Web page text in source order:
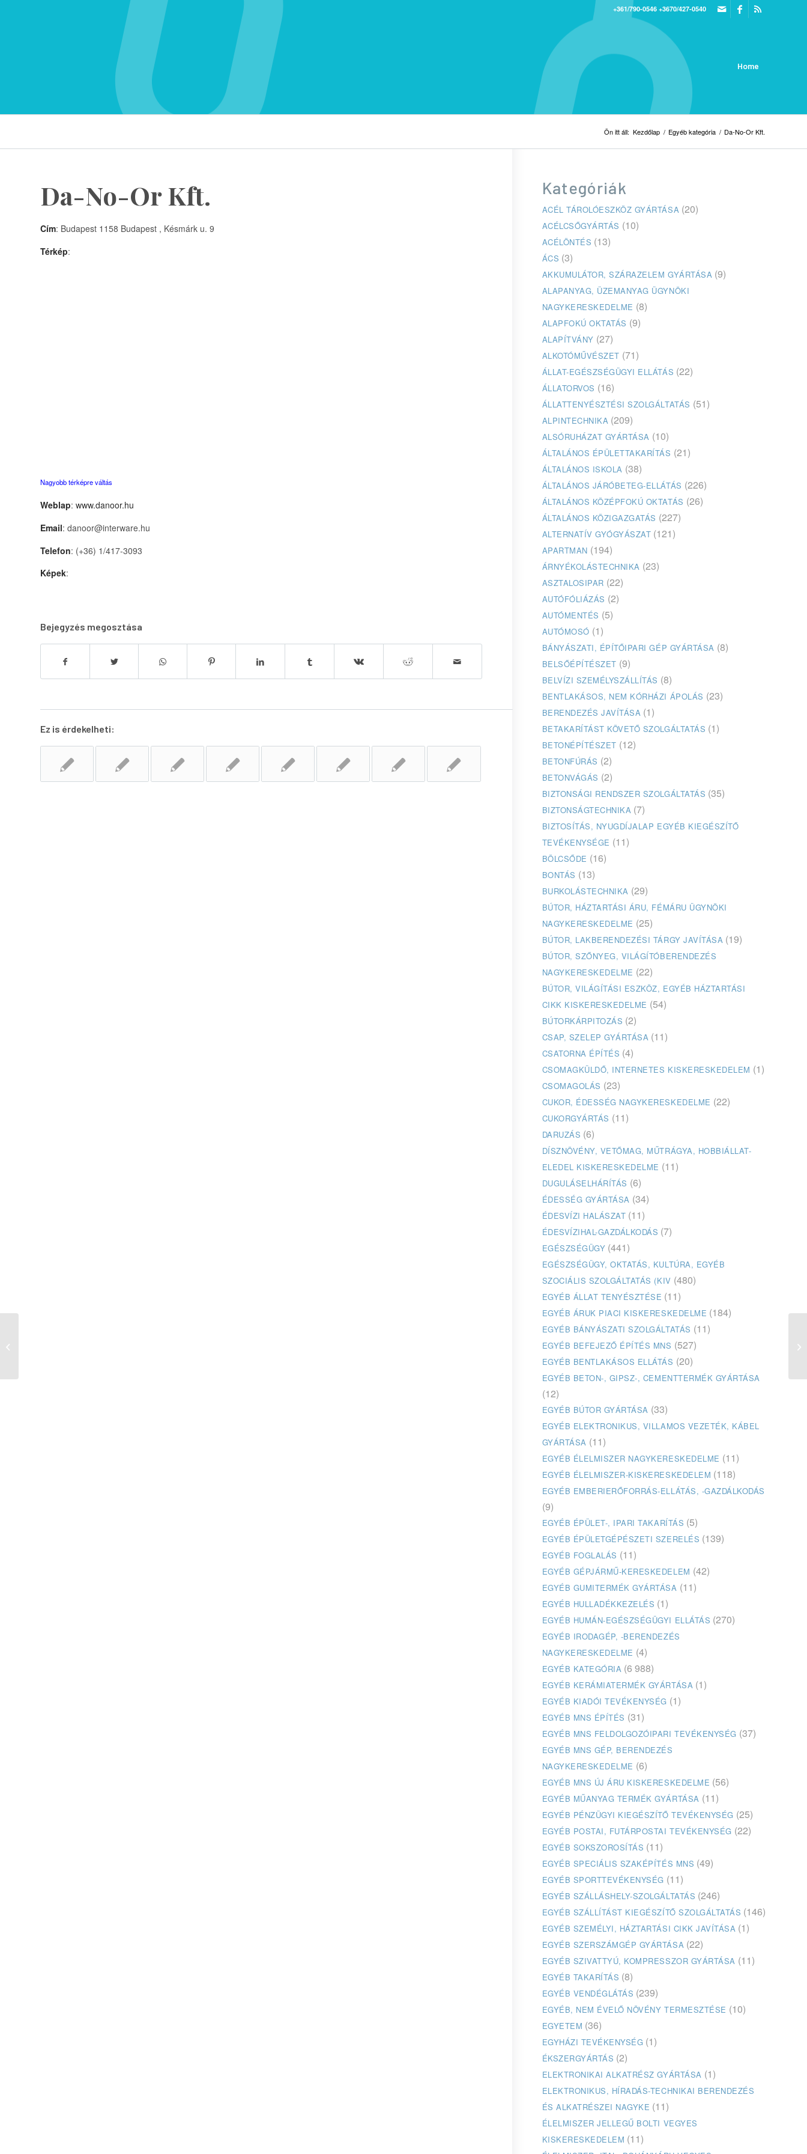
+361/790-0546 +3670/427-0540
Home
Ön itt áll: Kezdőlap / Egyéb kategória / Da-No-Or Kft.
Da-No-Or Kft.
Cím: Budapest 1158 Budapest , Késmárk u. 9
Térkép:
Nagyobb térképre váltás
Weblap: www.danoor.hu
Email: danoor@interware.hu
Telefon: (+36) 1/417-3093
Képek:
Bejegyzés megosztása
Ez is érdekelheti:
Kategóriák
ACÉL TÁROLÓESZKÖZ GYÁRTÁSA (20)
ACÉLCSŐGYÁRTÁS (10)
ACÉLÖNTÉS (13)
ÁCS (3)
AKKUMULÁTOR, SZÁRAZELEM GYÁRTÁSA (9)
ALAPANYAG, ÜZEMANYAG ÜGYNÖKI
NAGYKERESKEDELME (8)
ALAPFOKÚ OKTATÁS (9)
ALAPÍTVÁNY (27)
ALKOTÓMŰVÉSZET (71)
ÁLLAT-EGÉSZSÉGÜGYI ELLÁTÁS (22)
ÁLLATORVOS (16)
ÁLLATTENYÉSZTÉSI SZOLGÁLTATÁS (51)
ALPINTECHNIKA (209)
ALSÓRUHÁZAT GYÁRTÁSA (10)
ÁLTALÁNOS ÉPÜLETTAKARÍTÁS (21)
ÁLTALÁNOS ISKOLA (38)
ÁLTALÁNOS JÁRÓBETEG-ELLÁTÁS (226)
ÁLTALÁNOS KÖZÉPFOKÚ OKTATÁS (26)
ÁLTALÁNOS KÖZIGAZGATÁS (227)
ALTERNATÍV GYÓGYÁSZAT (121)
APARTMAN (194)
ÁRNYÉKOLÁSTECHNIKA (23)
ASZTALOSIPAR (22)
AUTÓFÓLIÁZÁS (2)
AUTÓMENTÉS (5)
AUTÓMOSÓ (1)
BÁNYÁSZATI, ÉPÍTŐIPARI GÉP GYÁRTÁSA (8)
BELSŐÉPÍTÉSZET (9)
BELVÍZI SZEMÉLYSZÁLLÍTÁS (8)
BENTLAKÁSOS, NEM KÓRHÁZI ÁPOLÁS (23)
BERENDEZÉS JAVÍTÁSA (1)
BETAKARÍTÁST KÖVETŐ SZOLGÁLTATÁS (1)
BETONÉPÍTÉSZET (12)
BETONFÚRÁS (2)
BETONVÁGÁS (2)
BIZTONSÁGI RENDSZER SZOLGÁLTATÁS (35)
BIZTONSÁGTECHNIKA (7)
BIZTOSÍTÁS, NYUGDÍJALAP EGYÉB KIEGÉSZÍTŐ
TEVÉKENYSÉGE (11)
BÖLCSŐDE (16)
BONTÁS (13)
BURKOLÁSTECHNIKA (29)
BÚTOR, HÁZTARTÁSI ÁRU, FÉMÁRU ÜGYNÖKI
NAGYKERESKEDELME (25)
BÚTOR, LAKBERENDEZÉSI TÁRGY JAVÍTÁSA (19)
BÚTOR, SZŐNYEG, VILÁGÍTÓBERENDEZÉS
NAGYKERESKEDELME (22)
BÚTOR, VILÁGÍTÁSI ESZKÖZ, EGYÉB HÁZTARTÁSI
CIKK KISKERESKEDELME (54)
BÚTORKÁRPITOZÁS (2)
CSAP, SZELEP GYÁRTÁSA (11)
CSATORNA ÉPÍTÉS (4)
CSOMAGKÜLDŐ, INTERNETES KISKERESKEDELEM (1)
CSOMAGOLÁS (23)
CUKOR, ÉDESSÉG NAGYKERESKEDELME (22)
CUKORGYÁRTÁS (11)
DARUZÁS (6)
DÍSZNÖVÉNY, VETŐMAG, MŰTRÁGYA, HOBBIÁLLAT-
ELEDEL KISKERESKEDELME (11)
DUGULÁSELHÁRÍTÁS (6)
ÉDESSÉG GYÁRTÁSA (34)
ÉDESVÍZI HALÁSZAT (11)
ÉDESVÍZIHAL-GAZDÁLKODÁS (7)
EGÉSZSÉGÜGY (441)
EGÉSZSÉGÜGY, OKTATÁS, KULTÚRA, EGYÉB
SZOCIÁLIS SZOLGÁLTATÁS (KIV (480)
EGYÉB ÁLLAT TENYÉSZTÉSE (11)
EGYÉB ÁRUK PIACI KISKERESKEDELME (184)
EGYÉB BÁNYÁSZATI SZOLGÁLTATÁS (11)
EGYÉB BEFEJEZŐ ÉPÍTÉS MNS (527)
EGYÉB BENTLAKÁSOS ELLÁTÁS (20)
EGYÉB BETON-, GIPSZ-, CEMENTTERMÉK GYÁRTÁSA
(12)
EGYÉB BÚTOR GYÁRTÁSA (33)
EGYÉB ELEKTRONIKUS, VILLAMOS VEZETÉK, KÁBEL
GYÁRTÁSA (11)
EGYÉB ÉLELMISZER NAGYKERESKEDELME (11)
EGYÉB ÉLELMISZER-KISKERESKEDELEM (118)
EGYÉB EMBERIERŐFORRÁS-ELLÁTÁS, -GAZDÁLKODÁS
(9)
EGYÉB ÉPÜLET-, IPARI TAKARÍTÁS (5)
EGYÉB ÉPÜLETGÉPÉSZETI SZERELÉS (139)
EGYÉB FOGLALÁS (11)
EGYÉB GÉPJÁRMŰ-KERESKEDELEM (42)
EGYÉB GUMITERMÉK GYÁRTÁSA (11)
EGYÉB HULLADÉKKEZELÉS (1)
EGYÉB HUMÁN-EGÉSZSÉGÜGYI ELLÁTÁS (270)
EGYÉB IRODAGÉP, -BERENDEZÉS
NAGYKERESKEDELME (4)
EGYÉB KATEGÓRIA (6 988)
EGYÉB KERÁMIATERMÉK GYÁRTÁSA (1)
EGYÉB KIADÓI TEVÉKENYSÉG (1)
EGYÉB MNS ÉPÍTÉS (31)
EGYÉB MNS FELDOLGOZÓIPARI TEVÉKENYSÉG (37)
EGYÉB MNS GÉP, BERENDEZÉS
NAGYKERESKEDELME (6)
EGYÉB MNS ÚJ ÁRU KISKERESKEDELME (56)
EGYÉB MŰANYAG TERMÉK GYÁRTÁSA (11)
EGYÉB PÉNZÜGYI KIEGÉSZÍTŐ TEVÉKENYSÉG (25)
EGYÉB POSTAI, FUTÁRPOSTAI TEVÉKENYSÉG (22)
EGYÉB SOKSZOROSÍTÁS (11)
EGYÉB SPECIÁLIS SZAKÉPÍTÉS MNS (49)
EGYÉB SPORTTEVÉKENYSÉG (11)
EGYÉB SZÁLLÁSHELY-SZOLGÁLTATÁS (246)
EGYÉB SZÁLLÍTÁST KIEGÉSZÍTŐ SZOLGÁLTATÁS (146)
EGYÉB SZEMÉLYI, HÁZTARTÁSI CIKK JAVÍTÁSA (1)
EGYÉB SZERSZÁMGÉP GYÁRTÁSA (22)
EGYÉB SZIVATTYÚ, KOMPRESSZOR GYÁRTÁSA (11)
EGYÉB TAKARÍTÁS (8)
EGYÉB VENDÉGLÁTÁS (239)
EGYÉB, NEM ÉVELŐ NÖVÉNY TERMESZTÉSE (10)
EGYETEM (36)
EGYHÁZI TEVÉKENYSÉG (1)
ÉKSZERGYÁRTÁS (2)
ELEKTRONIKAI ALKATRÉSZ GYÁRTÁSA (1)
ELEKTRONIKUS, HÍRADÁS-TECHNIKAI BERENDEZÉS
ÉS ALKATRÉSZEI NAGYKE (11)
ÉLELMISZER JELLEGŰ BOLTI VEGYES
KISKERESKEDELEM (11)